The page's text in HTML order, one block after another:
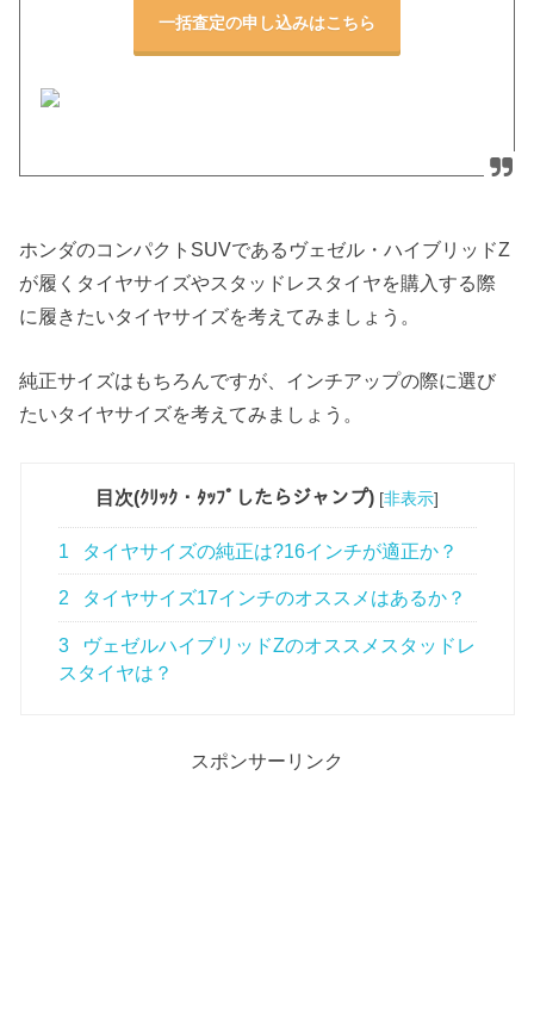
一括査定の申し込みはこちら
ホンダのコンパクトSUVであるヴェゼル・ハイブリッドZ
が履くタイヤサイズやスタッドレスタイヤを購入する際
に履きたいタイヤサイズを考えてみましょう。
純正サイズはもちろんですが、インチアップの際に選び
たいタイヤサイズを考えてみましょう。
目次(ｸﾘｯｸ・ﾀｯﾌﾟしたらジャンプ) [非表示]
1 タイヤサイズの純正は?16インチが適正か？
2 タイヤサイズ17インチのオススメはあるか？
3
ヴェゼルハイブリッドZのオススメスタッドレ
スタイヤは？
スポンサーリンク